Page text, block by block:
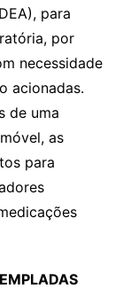
para
por
necessidade
acionadas.
de uma
as
para